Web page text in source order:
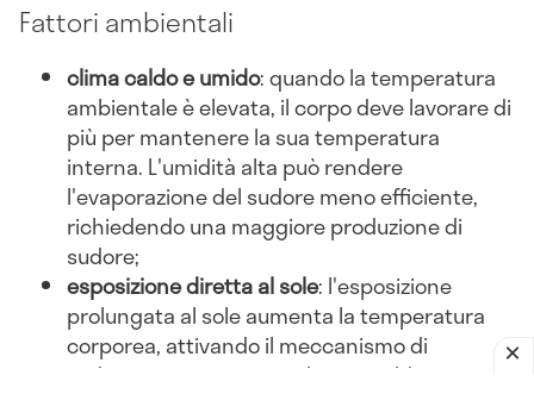
Fattori ambientali
clima caldo e umido: quando la temperatura
ambientale è elevata, il corpo deve lavorare di
più per mantenere la sua temperatura
interna. L'umidità alta può rendere
l'evaporazione del sudore meno efficiente,
richiedendo una maggiore produzione di
sudore;
esposizione diretta al sole: l'esposizione
prolungata al sole aumenta la temperatura
corporea, attivando il meccanismo di
sudorazione per evitare il surriscaldamento;